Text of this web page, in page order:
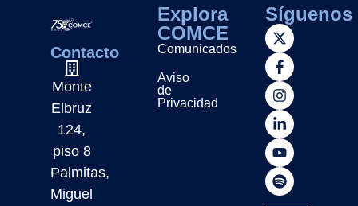
Contacto
Monte
Elbruz
124,
piso 8
Palmitas,
Miguel
Explora
COMCE
Comunicados
Aviso
de
Privacidad
Síguenos